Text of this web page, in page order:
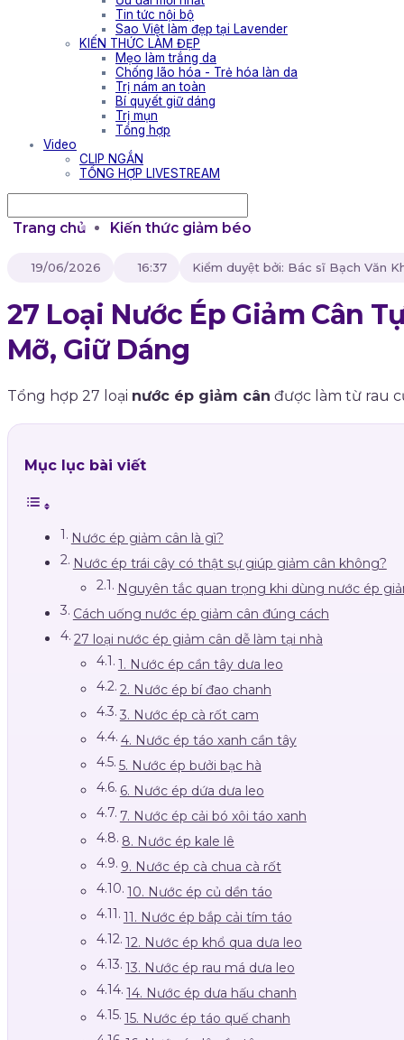
Tin tức nội bộ
Sao Việt làm đẹp tại Lavender
KIẾN THỨC LÀM ĐẸP
Mẹo làm trắng da
Chống lão hóa - Trẻ hóa làn da
Trị nám an toàn
Bí quyết giữ dáng
Trị mụn
Tổng hợp
Video
CLIP NGẮN
TỔNG HỢP LIVESTREAM
Trang chủ Kiến thức giảm béo
19/06/2026 16:37 Kiểm duyệt bởi: Bác sĩ Bạch Văn
27 Loại Nước Ép Giảm Cân
Mỡ, Giữ Dáng
Tổng hợp 27 loại nước ép giảm cân được làm từ rau
Mục lục bài viết
Nước ép giảm cân là gì?
Nước ép trái cây có thật sự giúp giảm cân không?
Nguyên tắc quan trọng khi dùng nước ép
Cách uống nước ép giảm cân đúng cách
27 loại nước ép giảm cân dễ làm tại nhà
1. Nước ép cần tây dưa leo
2. Nước ép bí đao chanh
3. Nước ép cà rốt cam
4. Nước ép táo xanh cần tây
5. Nước ép bưởi bạc hà
6. Nước ép dứa dưa leo
7. Nước ép cải bó xôi táo xanh
8. Nước ép kale lê
9. Nước ép cà chua cà rốt
10. Nước ép củ dền táo
11. Nước ép bắp cải tím táo
12. Nước ép khổ qua dưa leo
13. Nước ép rau má dưa leo
14. Nước ép dưa hấu chanh
15. Nước ép táo quế chanh